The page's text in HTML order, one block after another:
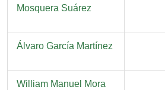
Mosquera Suárez
Nombre
Álvaro García Martínez
Nombre
William Manuel Mora